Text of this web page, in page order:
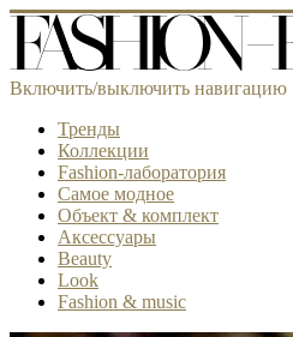
Включить/выключить навигацию
Тренды
Коллекции
Fashion-лаборатория
Самое модное
Объект & комплект
Аксессуары
Beauty
Look
Fashion & music